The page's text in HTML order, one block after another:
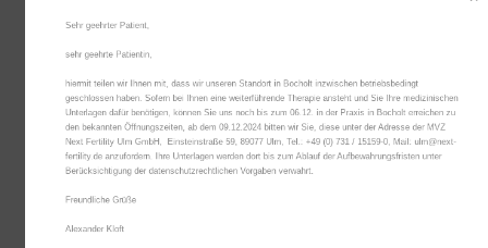
Sehr geehrter Patient,
sehr geehrte Patientin,
hiermit teilen wir Ihnen mit, dass wir unseren Standort in Bocholt inzwischen betriebsbedingt
geschlossen haben. Sofern bei Ihnen eine weiterführende Therapie ansteht und Sie Ihre medizinischen
Unterlagen dafür benötigen, können Sie uns noch bis zum 06.12. in der Praxis in Bocholt erreichen zu
den bekannten Öffnungszeiten, ab dem 09.12.2024 bitten wir Sie, diese unter der Adresse der MVZ
Next Fertility Ulm GmbH,  Einsteinstraße 59, 89077 Ulm, Tel.: +49 (0) 731 / 15159-0, Mail: ulm@next-
fertility.de anzufordern. Ihre Unterlagen werden dort bis zum Ablauf der Aufbewahrungsfristen unter
Berücksichtigung der datenschutzrechtlichen Vorgaben verwahrt.
Freundliche Grüße
Alexander Kloft